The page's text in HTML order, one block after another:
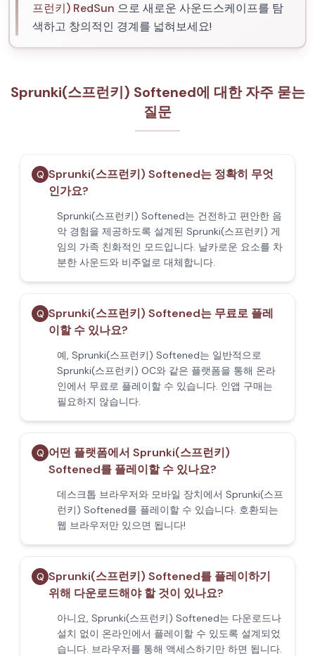
프런키) RedSun 으로 새로운 사운드스케이프를 탐
색하고 창의적인 경계를 넓혀보세요!
Sprunki(스프런키) Softened에 대한 자주 묻는
질문
Q Sprunki(스프런키) Softened는 정확히 무엇
인가요?
Sprunki(스프런키) Softened는 건전하고 편안한 음
악 경험을 제공하도록 설계된 Sprunki(스프런키) 게
임의 가족 친화적인 모드입니다. 날카로운 요소를 차
분한 사운드와 비주얼로 대체합니다.
Q Sprunki(스프런키) Softened는 무료로 플레
이할 수 있나요?
예, Sprunki(스프런키) Softened는 일반적으로
Sprunki(스프런키) OC와 같은 플랫폼을 통해 온라
인에서 무료로 플레이할 수 있습니다. 인앱 구매는
필요하지 않습니다.
Q 어떤 플랫폼에서 Sprunki(스프런키)
Softened를 플레이할 수 있나요?
데스크톱 브라우저와 모바일 장치에서 Sprunki(스프
런키) Softened를 플레이할 수 있습니다. 호환되는
웹 브라우저만 있으면 됩니다!
Q Sprunki(스프런키) Softened를 플레이하기
위해 다운로드해야 할 것이 있나요?
아니요, Sprunki(스프런키) Softened는 다운로드나
설치 없이 온라인에서 플레이할 수 있도록 설계되었
습니다. 브라우저를 통해 액세스하기만 하면 됩니다.